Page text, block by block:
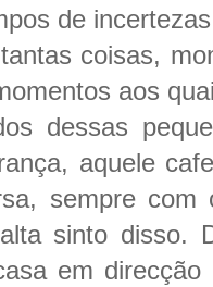
de
coisas,
aos
dessas
aquele
sempre
sinto disso.
em